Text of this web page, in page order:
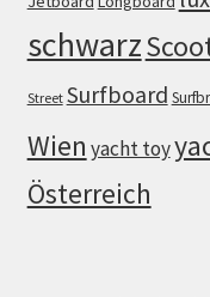
schwarz
Street Surfboard
Wien yacht toy
Österreich